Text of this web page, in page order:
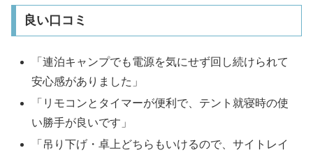
良い口コミ
「連泊キャンプでも電源を気にせず回し続けられて
安心感がありました」
「リモコンとタイマーが便利で、テント就寝時の使
い勝手が良いです」
「吊り下げ・卓上どちらもいけるので、サイトレイ